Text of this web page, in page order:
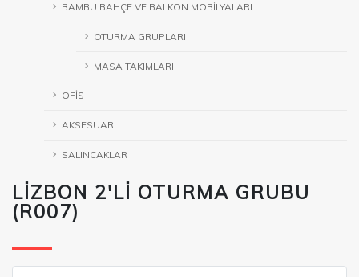
BAMBU BAHÇE VE BALKON MOBİLYALARI
OTURMA GRUPLARI
MASA TAKIMLARI
OFİS
AKSESUAR
SALINCAKLAR
LİZBON 2'Lİ OTURMA GRUBU
(R007)